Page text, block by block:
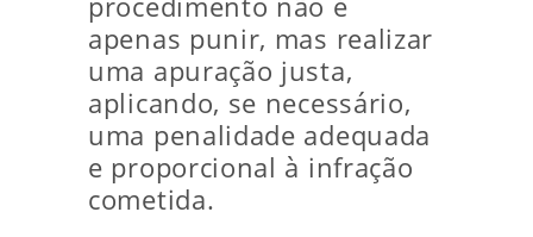
apenas punir, mas realizar
uma apuração justa,
aplicando, se necessário,
uma penalidade adequada
e proporcional à infração
cometida.